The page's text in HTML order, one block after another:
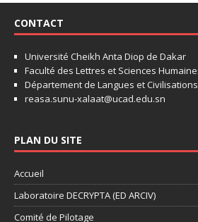
CONTACT
Université Cheikh Anta Diop de Dakar
Faculté des Lettres et Sciences
Département de Langues et
reasa.sunu-xalaat@ucad.edu.sn
PLAN DU SITE
Accueil
Laboratoire DECRYPTA (ED ARCIV)
Comité de Pilotage